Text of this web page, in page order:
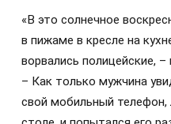
«В это солнечное
в пижаме в кресле на
ворвались полицейские,
– Как только мужчина
свой мобильный